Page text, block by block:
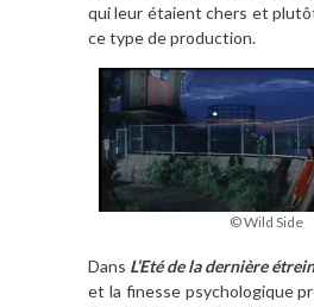
qui leur étaient chers et
ce type de production.
© Wild Side
Dans L’Eté de la dernière
et la finesse psychologique